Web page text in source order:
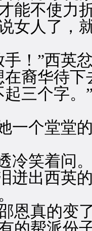
能不使力
人了，就
”西英忿
裔华待下
个字。”
个堂堂的
笑着问
出西英的
真的变了